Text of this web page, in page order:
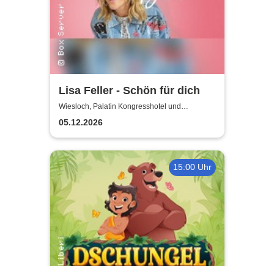
Lisa Feller - Schön für dich
Wiesloch, Palatin Kongresshotel und
Kulturzentrum
05.12.2026
15:00 Uhr